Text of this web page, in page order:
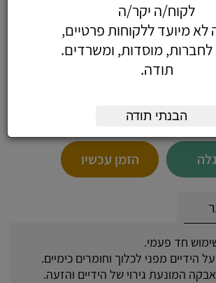
הזמן עכשיו
חד פעמי.
הידיים מפני לכלוך וחומרים כימיים.
המונעת גירוי של הידיים והזעה.
לקוח/ה יקר/ה
לא מיועד ללקוחות פרטיים,
לחברות, מוסדות, ומשרדים.
תודה.
הבנתי תודה